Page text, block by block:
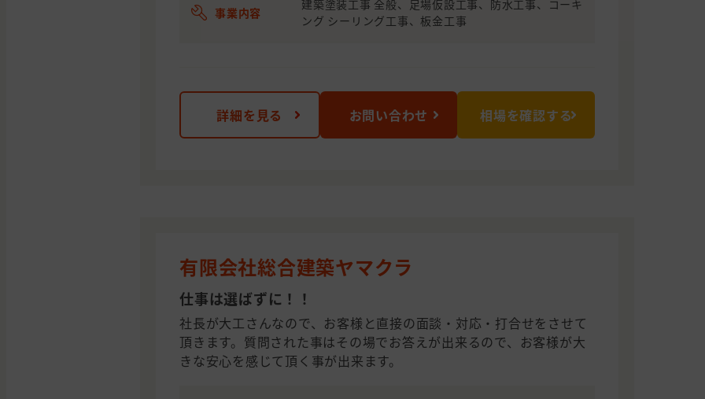
事業内容
建築塗装工事 全般、足場仮設工事、防水工事、コーキ
ング シーリング工事、板金工事
詳細を見る お問い合わせ 相場を確認する
有限会社総合建築ヤマクラ
仕事は選ばずに！！
社長が大工さんなので、お客様と直接の面談・対応・打合せをさせて
頂きます。質問された事はその場でお答えが出来るので、お客様が大
きな安心を感じて頂く事が出来ます。